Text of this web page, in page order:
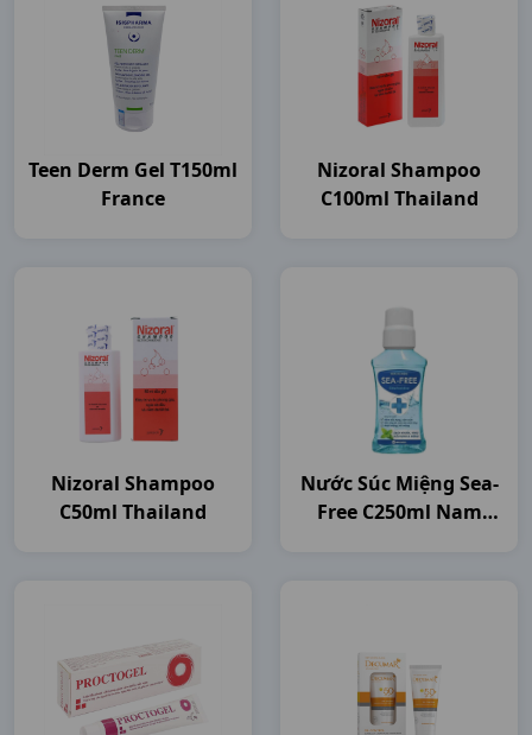
Teen Derm Gel T150ml
France
Nizoral Shampoo
C100ml Thailand
Nizoral Shampoo
C50ml Thailand
Nước Súc Miệng Sea-
Free C250ml Nam